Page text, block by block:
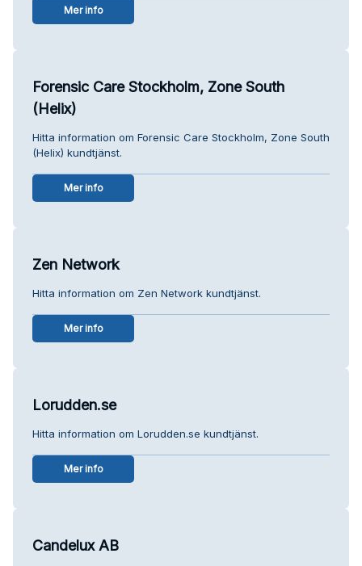
Mer info
Forensic Care Stockholm, Zone South
(Helix)
Hitta information om Forensic Care Stockholm, Zone South
(Helix) kundtjänst.
Mer info
Zen Network
Hitta information om Zen Network kundtjänst.
Mer info
Lorudden.se
Hitta information om Lorudden.se kundtjänst.
Mer info
Candelux AB